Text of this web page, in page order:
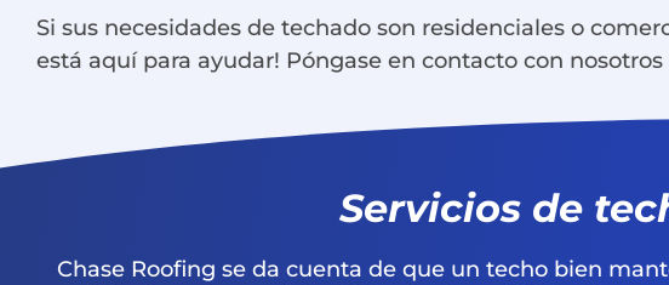
Si sus necesidades de techado son residenciales o
está aquí para ayudar! Póngase en contacto con
Servicios de
Chase Roofing se da cuenta de que un techo bien